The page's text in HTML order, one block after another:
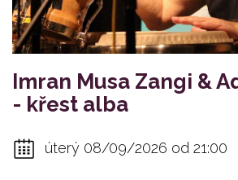
Imran Musa Zangi &
- křest alba
úterý 08/09/2026 od 21:00